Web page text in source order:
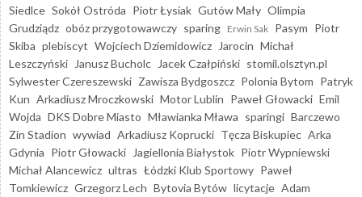
Siedlce Sokół Ostróda Piotr Łysiak Gutów Mały Olimpia
Grudziądz obóz przygotowawczy sparing Erwin Sak Pasym Piotr
Skiba plebiscyt Wojciech Dziemidowicz Jarocin Michał
Leszczyński
Janusz Bucholc Jacek Czałpiński stomil.olsztyn.pl
Sylwester Czereszewski Zawisza Bydgoszcz Polonia Bytom Patryk
Kun Arkadiusz Mroczkowski Motor Lublin Paweł Głowacki Emil
Wojda DKS Dobre Miasto Mławianka Mława sparingi Barczewo
Zin Stadion wywiad Arkadiusz Koprucki Tęcza Biskupiec Arka
Gdynia Piotr Głowacki Jagiellonia Białystok Piotr Wypniewski
Michał Alancewicz ultras Łódzki Klub Sportowy Paweł
Tomkiewicz Grzegorz Lech Bytovia Bytów licytacje Adam